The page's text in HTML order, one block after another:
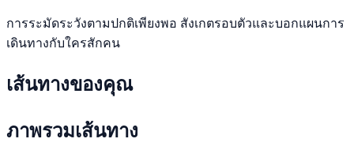
การระมัดระวังตามปกติเพียงพอ สังเกตรอบตัวและบอกแผนการ
เดินทางกับใครสักคน
เส้นทางของคุณ
ภาพรวมเส้นทาง